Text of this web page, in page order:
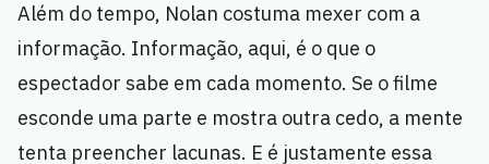
Além do tempo, Nolan costuma mexer com a
informação. Informação, aqui, é o que o
espectador sabe em cada momento. Se o filme
esconde uma parte e mostra outra cedo, a mente
tenta preencher lacunas. E é justamente essa